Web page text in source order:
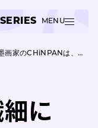
SERIES MENU
は、「再生と破壊」をテーマに大胆かつ繊細に作品を描く
細に